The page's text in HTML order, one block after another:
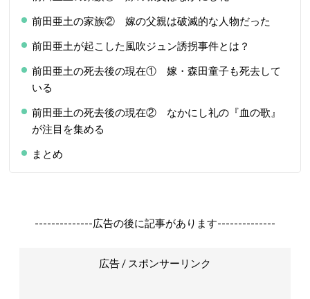
前田亜土の家族② 嫁の父親は破滅的な人物だった
前田亜土が起こした風吹ジュン誘拐事件とは？
前田亜土の死去後の現在① 嫁・森田童子も死去して
いる
前田亜土の死去後の現在② なかにし礼の『血の歌』
が注目を集める
まとめ
--------------広告の後に記事があります--------------
広告 / スポンサーリンク